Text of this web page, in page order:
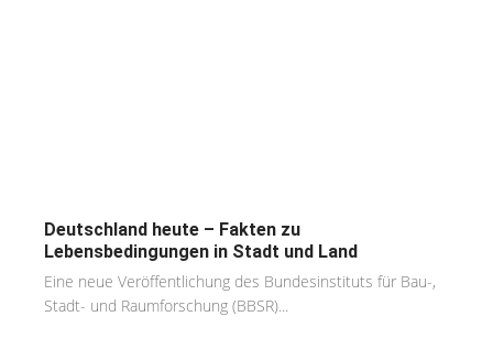
Deutschland heute – Fakten zu
Lebensbedingungen in Stadt und Land
Eine neue Veröffentlichung des Bundesinstituts für Bau-,
Stadt- und Raumforschung (BBSR)...